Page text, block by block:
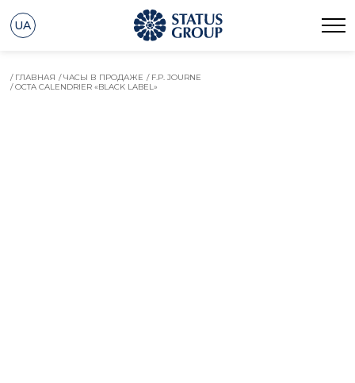
UA
/ ГЛАВНАЯ / ЧАСЫ В ПРОДАЖЕ / F.P. JOURNE
/ OCTA CALENDRIER «BLACK LABEL»